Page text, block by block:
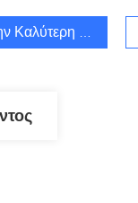
Καλύτερη Τιμή